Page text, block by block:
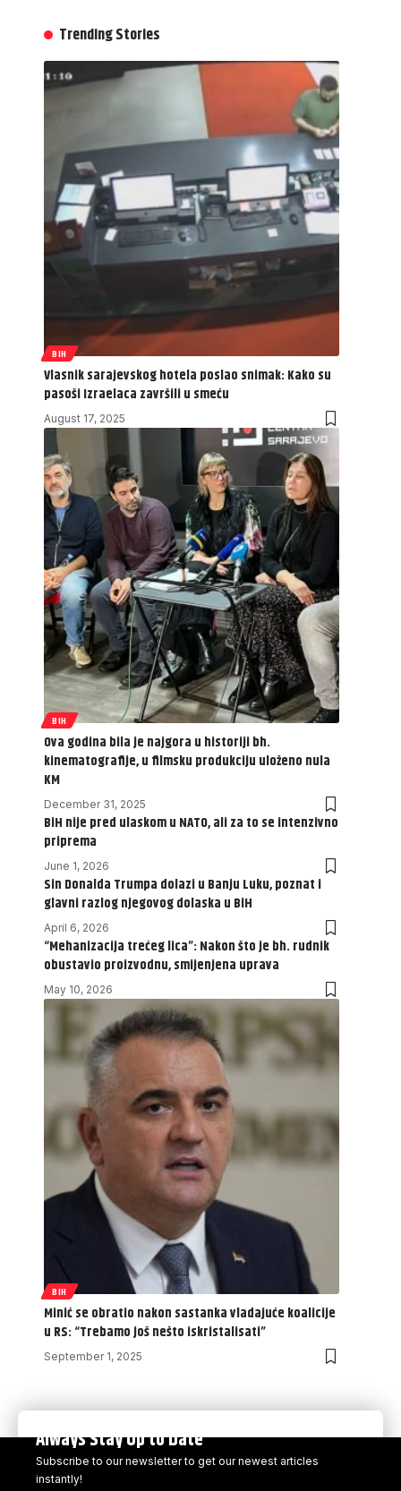
Trending Stories
BIH
Vlasnik sarajevskog hotela poslao snimak: Kako su
pasoši Izraelaca završili u smeću
August 17, 2025
BIH
Ova godina bila je najgora u historiji bh.
kinematografije, u filmsku produkciju uloženo nula
KM
December 31, 2025
BiH nije pred ulaskom u NATO, ali za to se intenzivno
priprema
June 1, 2026
Sin Donalda Trumpa dolazi u Banju Luku, poznat i
glavni razlog njegovog dolaska u BiH
April 6, 2026
“Mehanizacija trećeg lica”: Nakon što je bh. rudnik
obustavio proizvodnu, smijenjena uprava
May 10, 2026
BIH
Minić se obratio nakon sastanka vladajuće koalicije
u RS: “Trebamo još nešto iskristalisati”
September 1, 2025
Always Stay Up to Date
Subscribe to our newsletter to get our newest articles
instantly!